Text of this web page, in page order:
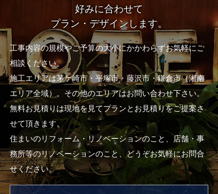
好みに合わせて
プラン・デザインします。
工事内容の規模やご予算の大小にかかわらずお気軽にご
相談ください。
施工エリアは茅ケ崎市・平塚市・藤沢市・鎌倉市（湘南
エリア全域）。その他のエリアはお問い合わせ下さい。
無料お見積りは現地を見てプランとお見積りをご提案さ
せて頂きます。
住まいのリフォーム・リノベーションのこと、店舗・事
務所等のリノベーションのこと、どうぞお気軽にお問合
せください。